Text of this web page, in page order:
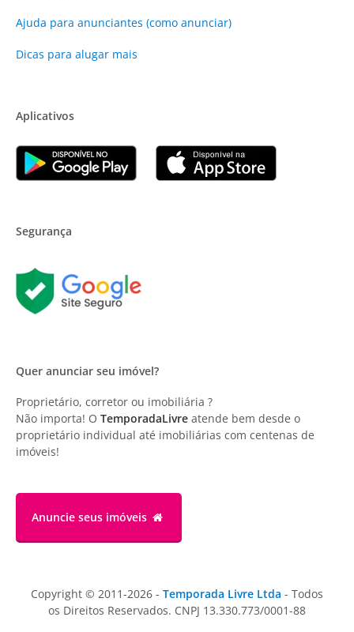
Ajuda para anunciantes (como anunciar)
Dicas para alugar mais
Aplicativos
Segurança
Quer anunciar seu imóvel?
Proprietário, corretor ou imobiliária ?
Não importa! O TemporadaLivre atende bem desde o
proprietário individual até imobiliárias com centenas de
imóveis!
Anuncie seus imóveis
Copyright © 2011-2026 - Temporada Livre Ltda - Todos
os Direitos Reservados. CNPJ 13.330.773/0001-88